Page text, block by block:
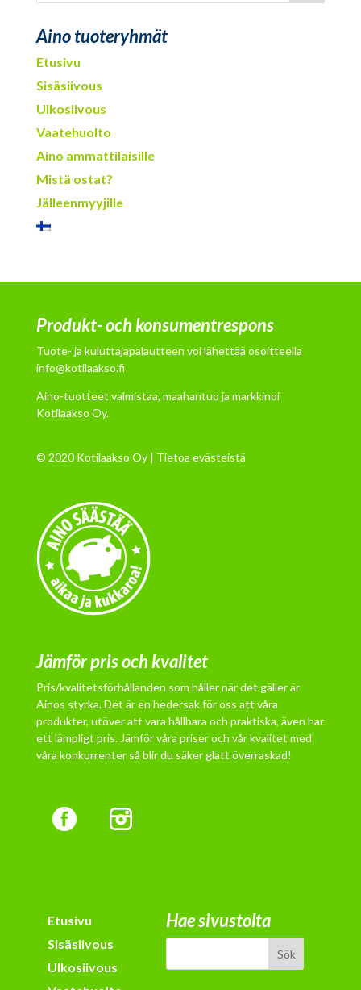
Aino tuoteryhmät
Etusivu
Sisäsiivous
Ulkosiivous
Vaatehuolto
Aino ammattilaisille
Mistä ostat?
Jälleenmyyjille
Produkt- och konsumentrespons
Tuote- ja kuluttajapalautteen voi lähettää osoitteella
info@kotilaakso.fi
Aino-tuotteet valmistaa, maahantuo ja markkinoi
Kotilaakso Oy.
© 2020 Kotilaakso Oy | Tietoa evästeistä
Jämför pris och kvalitet
Pris/kvalitetsförhållanden som håller när det gäller är
Ainos styrka. Det är en hedersak för oss att våra
produkter, utöver att vara hållbara och praktiska, även har
ett lämpligt pris. Jämför våra priser och vår kvalitet med
våra konkurrenter så blir du säker glatt överraskad!
Etusivu
Sisäsiivous
Ulkosiivous
Hae sivustolta